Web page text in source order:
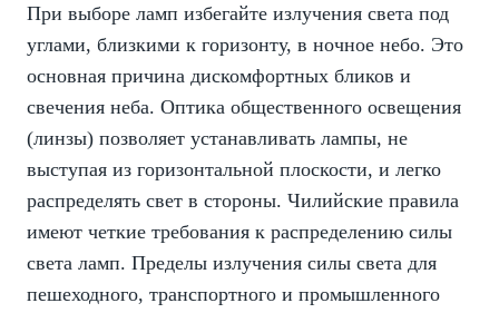
При выборе ламп избегайте излучения света под
углами, близкими к горизонту, в ночное небо. Это
основная причина дискомфортных бликов и
свечения неба. Оптика общественного освещения
(линзы) позволяет устанавливать лампы, не
выступая из горизонтальной плоскости, и легко
распределять свет в стороны. Чилийские правила
имеют четкие требования к распределению силы
света ламп. Пределы излучения силы света для
пешеходного, транспортного и промышленного